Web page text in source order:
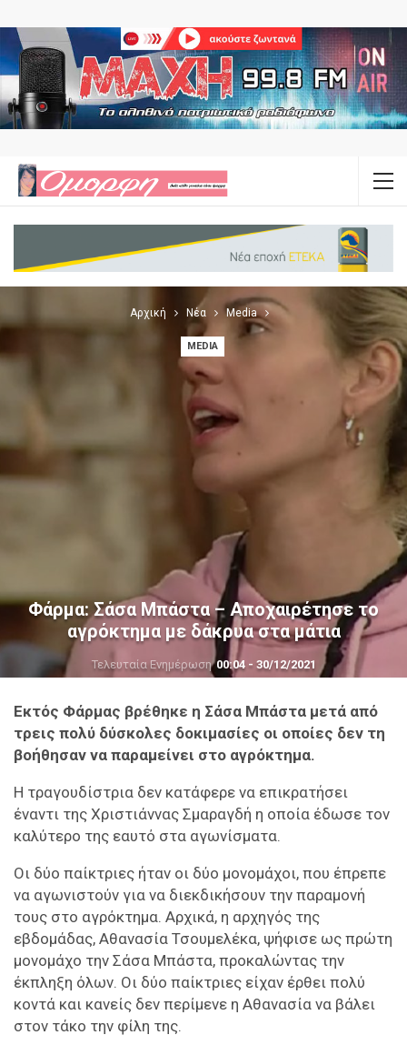
Αρχική Νέα Media
MEDIA
Φάρμα: Σάσα Μπάστα – Αποχαιρέτησε το
αγρόκτημα με δάκρυα στα μάτια
Τελευταία Ενημέρωση00:04 - 30/12/2021
Εκτός Φάρμας βρέθηκε η Σάσα Μπάστα μετά από
τρεις πολύ δύσκολες δοκιμασίες οι οποίες δεν τη
βοήθησαν να παραμείνει στο αγρόκτημα.
Η τραγουδίστρια δεν κατάφερε να επικρατήσει
έναντι της Χριστιάννας Σμαραγδή η οποία έδωσε τον
καλύτερο της εαυτό στα αγωνίσματα.
Οι δύο παίκτριες ήταν οι δύο μονομάχοι, που έπρεπε
να αγωνιστούν για να διεκδικήσουν την παραμονή
τους στο αγρόκτημα. Αρχικά, η αρχηγός της
εβδομάδας, Αθανασία Τσουμελέκα, ψήφισε ως πρώτη
μονομάχο την Σάσα Μπάστα, προκαλώντας την
έκπληξη όλων. Οι δύο παίκτριες είχαν έρθει πολύ
κοντά και κανείς δεν περίμενε η Αθανασία να βάλει
στον τάκο την φίλη της.